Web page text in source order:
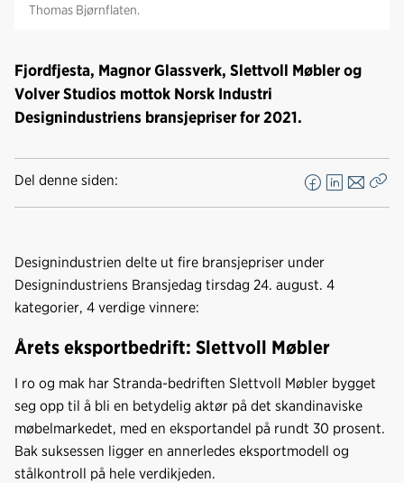
Thomas Bjørnflaten.
Fjordfjesta, Magnor Glassverk, Slettvoll Møbler og
Volver Studios mottok Norsk Industri
Designindustriens bransjepriser for 2021.
Del denne siden:
F
a
e
b
k
L
i
k
e
n
E
-
Designindustrien delte ut fire bransjepriser under
Designindustriens Bransjedag tirsdag 24. august. 4
kategorier, 4 verdige vinnere:
Årets eksportbedrift: Slettvoll Møbler
I ro og mak har Stranda-bedriften Slettvoll Møbler bygget
seg opp til å bli en betydelig aktør på det skandinaviske
møbelmarkedet, med en eksportandel på rundt 30 prosent.
Bak suksessen ligger en annerledes eksportmodell og
stålkontroll på hele verdikjeden.